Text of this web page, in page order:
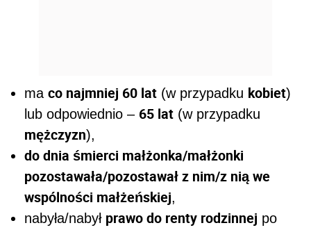
ma co najmniej 60 lat (w przypadku kobiet)
lub odpowiednio – 65 lat (w przypadku
mężczyzn),
do dnia śmierci małżonka/małżonki
pozostawała/pozostawał z nim/z nią we
wspólności małżeńskiej,
nabyła/nabył prawo do renty rodzinnej po